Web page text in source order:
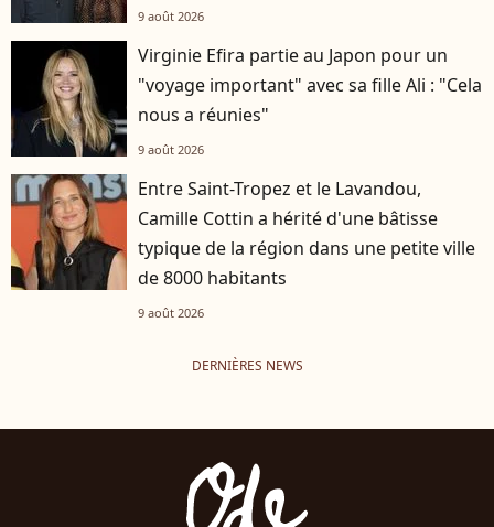
9 août 2026
Virginie Efira partie au Japon pour un
"voyage important" avec sa fille Ali : "Cela
nous a réunies"
9 août 2026
Entre Saint-Tropez et le Lavandou,
Camille Cottin a hérité d'une bâtisse
typique de la région dans une petite ville
de 8000 habitants
9 août 2026
DERNIÈRES NEWS